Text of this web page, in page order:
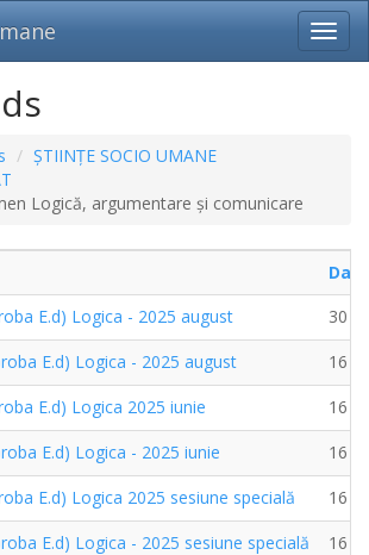
ȘTIINȚE SOCIO UMANE
Logică, argumentare și comunicare
Date
E.d) Logica - 2025 august
30
E.d) Logica - 2025 august
16
E.d) Logica 2025 iunie
16
E.d) Logica - 2025 iunie
16
E.d) Logica 2025 sesiune specială
16
E.d) Logica - 2025 sesiune specială
16